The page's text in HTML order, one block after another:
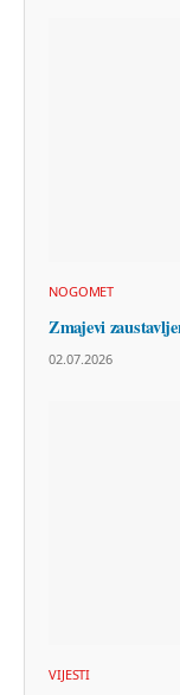
NOGOMET
Zmajevi
02.07.2026
VIJESTI